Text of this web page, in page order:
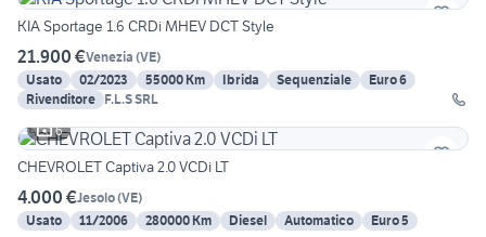
KIA Sportage 1.6 CRDi MHEV DCT Style
21.900 €Venezia (VE)
Usato
02/2023 55000 Km Ibrida Sequenziale
Euro 6
Rivenditore F.L.S SRL
6
CHEVROLET Captiva 2.0 VCDi LT
4.000 €Jesolo(VE)
Usato
11/2006 280000 Km Diesel Automatico
Euro 5